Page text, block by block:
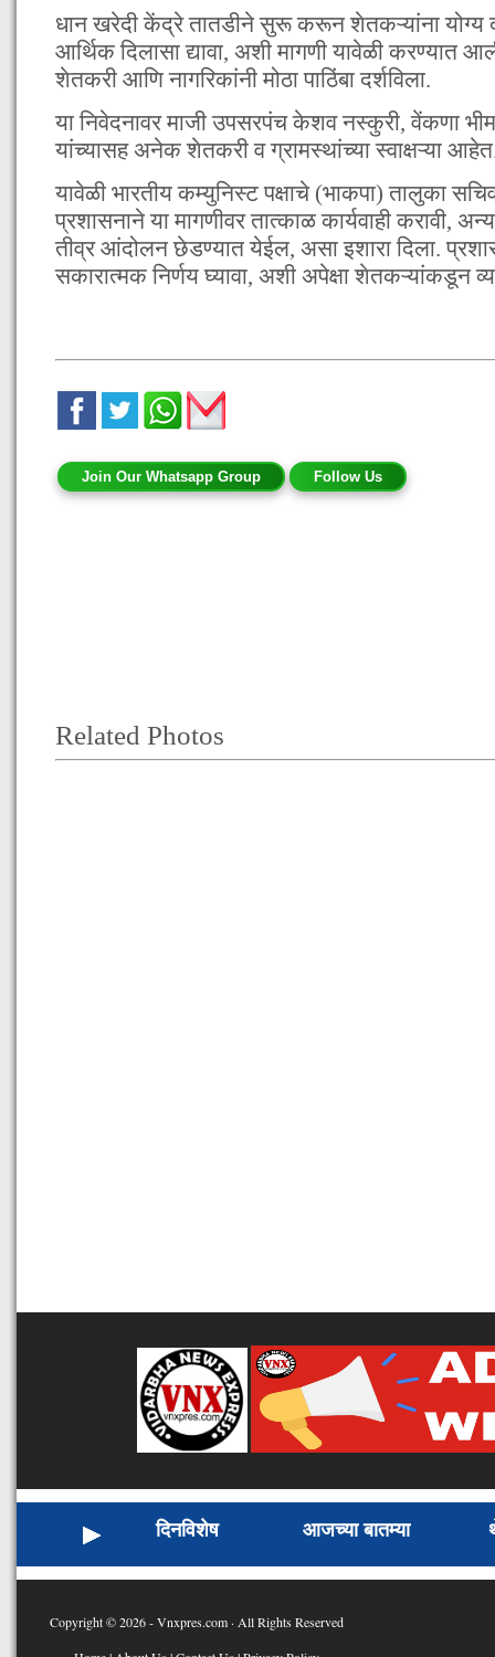
धान खरेदी केंद्रे तातडीने सुरू करून शेतकऱ्यांना योग्य
आर्थिक दिलासा द्यावा, अशी मागणी यावेळी करण्यात
शेतकरी आणि नागरिकांनी मोठा पाठिंबा दर्शविला.
या निवेदनावर माजी उपसरपंच केशव नस्कुरी, वेंकणा
यांच्यासह अनेक शेतकरी व ग्रामस्थांच्या स्वाक्षऱ्या
यावेळी भारतीय कम्युनिस्ट पक्षाचे (भाकपा) तालुका सचिव
प्रशासनाने या मागणीवर तात्काळ कार्यवाही करावी,
तीव्र आंदोलन छेडण्यात येईल, असा इशारा दिला.
सकारात्मक निर्णय घ्यावा, अशी अपेक्षा शेतकऱ्यांकडून
Join Our Whatsapp Group Follow Us
Related Photos
दिनविशेष आजच्या बातम्या
Copyright © 2026 - Vnxpres.com · All Rights Reserved